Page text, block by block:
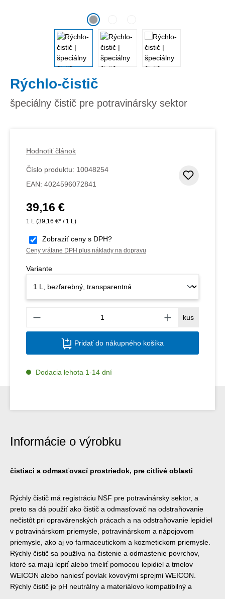
Rýchlo-čistič
špeciálny čistič pre potravinársky sektor
Hodnotiť článok
Číslo produktu: 10048254
EAN: 4024596072841
Bežná cena:
39,16 €
1 L (39,16 €* / 1 L)
Zobraziť ceny s DPH?
Ceny vrátane DPH plus náklady na dopravu
Variante
kus
Pridať do nákupného košíka
Dodacia lehota 1-14 dní
Informácie o výrobku
čistiaci a odmasťovací prostriedok, pre citlivé oblasti
Rýchly čistič má registráciu NSF pre potravinársky sektor, a
preto sa dá použiť ako čistič a odmasťovač na odstraňovanie
nečistôt pri opravárenských prácach a na odstraňovanie lepidiel
v potravinárskom priemysle, potravinárskom a nápojovom
priemysle, ako aj vo farmaceutickom a kozmetickom priemysle.
Rýchly čistič sa používa na čistenie a odmastenie povrchov,
ktoré sa majú lepiť alebo tmeliť pomocou lepidiel a tmelov
WEICON alebo naniesť povlak kovovými sprejmi WEICON.
Rýchly čistič je pH neutrálny a materiálovo kompatibilný a